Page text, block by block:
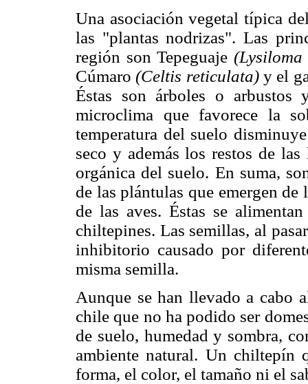
Una asociación vegetal típica
las "plantas nodrizas". Las
región son Tepeguaje
Cúmaro(Celtis reticulata)y el
Éstas son árboles o arbustos
microclima que favorece la
temperatura del suelo
seco y además los restos de
orgánica del suelo. En suma,
de las plántulas que emergen de
de las aves. Éstas se
chiltepines. Las semillas, al
inhibitorio causado por
misma semilla.
Aunque se han llevado a cabo
chile que no ha podido ser
de suelo, humedad y sombra,
ambiente natural. Un chiltepín
forma, el color, el tamaño ni el